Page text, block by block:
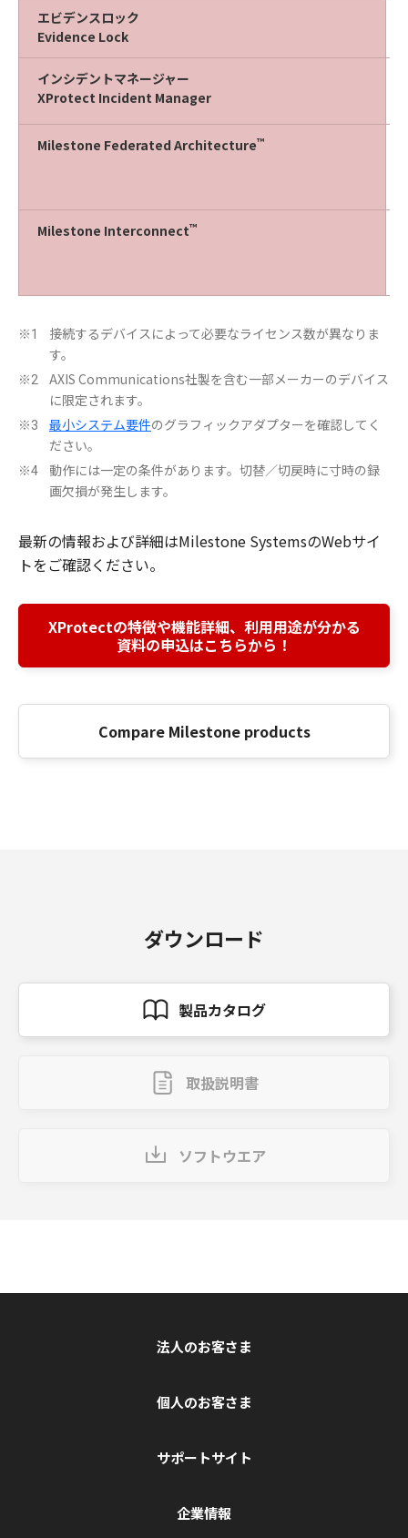
エビデンスロック
Evidence Lock
インシデントマネージャー
XProtect Incident Manager
Milestone Federated Architecture™
Milestone Interconnect™
※1
接続するデバイスによって必要なライセンス数が異なりま
す。
※2
AXIS Communications社製を含む一部メーカーのデバイス
に限定されます。
※3 最小システム要件のグラフィックアダプターを確認してく
ださい。
※4
動作には一定の条件があります。切替／切戻時に寸時の録
画欠損が発生します。
最新の情報および詳細はMilestone SystemsのWebサイ
トをご確認ください。
XProtectの特徴や機能詳細、利用用途が分かる
資料の申込はこちらから！
Compare Milestone products
ダウンロード
製品カタログ
取扱説明書
ソフトウエア
法人のお客さま
個人のお客さま
サポートサイト
企業情報